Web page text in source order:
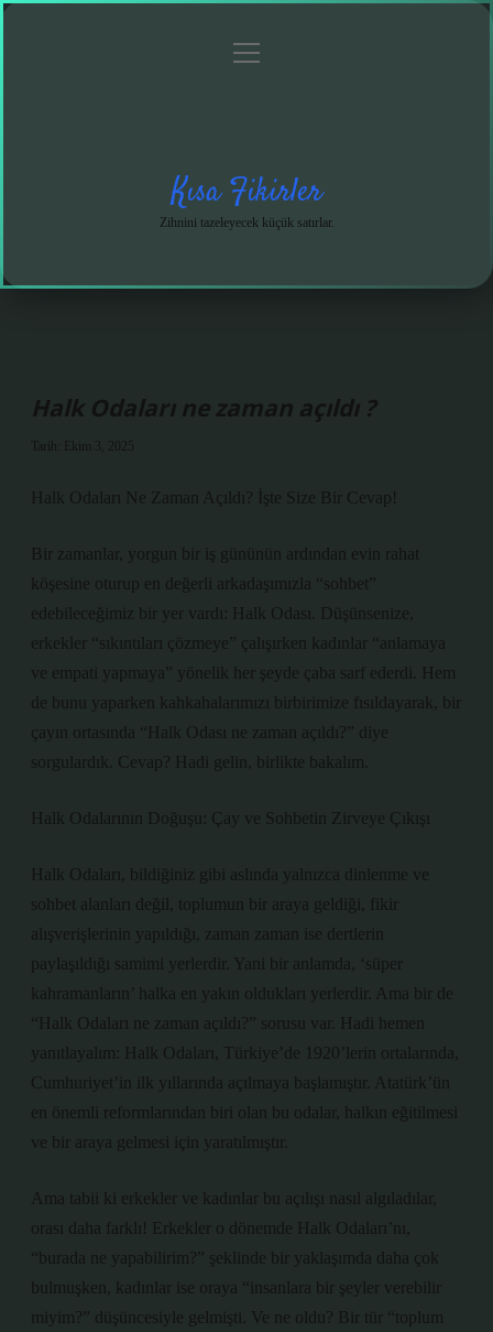
menüyü
Kısa Fikirler
Zihnini tazeleyecek küçük satırlar.
Halk Odaları ne zaman açıldı ?
Tarih: Ekim 3, 2025
Halk Odaları Ne Zaman Açıldı? İşte Size Bir Cevap!
Bir zamanlar, yorgun bir iş gününün ardından evin rahat
köşesine oturup en değerli arkadaşımızla “sohbet”
edebileceğimiz bir yer vardı: Halk Odası. Düşünsenize,
erkekler “sıkıntıları çözmeye” çalışırken kadınlar “anlamaya
ve empati yapmaya” yönelik her şeyde çaba sarf ederdi. Hem
de bunu yaparken kahkahalarımızı birbirimize fısıldayarak, bir
çayın ortasında “Halk Odası ne zaman açıldı?” diye
sorgulardık. Cevap? Hadi gelin, birlikte bakalım.
Halk Odalarının Doğuşu: Çay ve Sohbetin Zirveye Çıkışı
Halk Odaları, bildiğiniz gibi aslında yalnızca dinlenme ve
sohbet alanları değil, toplumun bir araya geldiği, fikir
alışverişlerinin yapıldığı, zaman zaman ise dertlerin
paylaşıldığı samimi yerlerdir. Yani bir anlamda, ‘süper
kahramanların’ halka en yakın oldukları yerlerdir. Ama bir de
“Halk Odaları ne zaman açıldı?” sorusu var. Hadi hemen
yanıtlayalım: Halk Odaları, Türkiye’de 1920’lerin ortalarında,
Cumhuriyet’in ilk yıllarında açılmaya başlamıştır. Atatürk’ün
en önemli reformlarından biri olan bu odalar, halkın eğitilmesi
ve bir araya gelmesi için yaratılmıştır.
Ama tabii ki erkekler ve kadınlar bu açılışı nasıl algıladılar,
orası daha farklı! Erkekler o dönemde Halk Odaları’nı,
“burada ne yapabilirim?” şeklinde bir yaklaşımda daha çok
bulmuşken, kadınlar ise oraya “insanlara bir şeyler verebilir
miyim?” düşüncesiyle gelmişti. Ve ne oldu? Bir tür “toplum